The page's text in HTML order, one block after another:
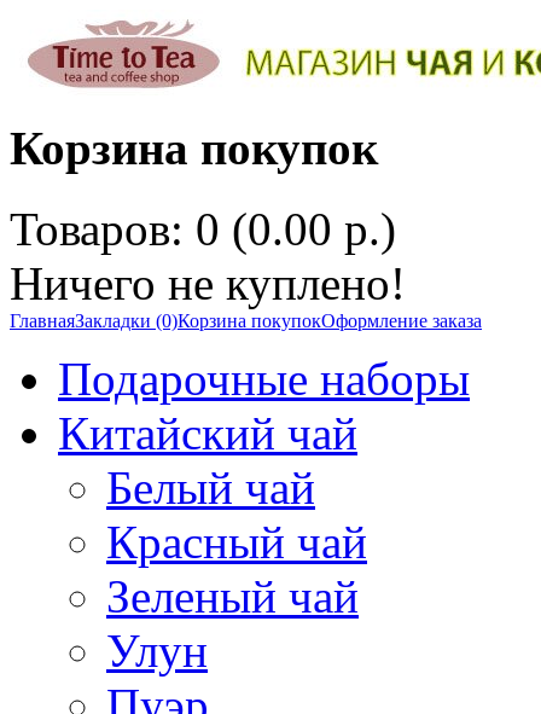
Корзина покупок
Товаров: 0 (0.00 р.)
Ничего не куплено!
ГлавнаяЗакладки (0)Корзина покупокОформление заказа
Подарочные наборы
Китайский чай
Белый чай
Красный чай
Зеленый чай
Улун